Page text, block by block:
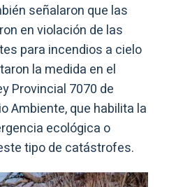
señalaron que las
en violación de las
para incendios a cielo
la medida en el
Provincial 7070 de
Ambiente, que habilita la
ecológica o
tipo de catástrofes.